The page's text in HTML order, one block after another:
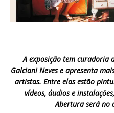
A exposição tem curadoria
Galciani Neves e apresenta
artistas. Entre elas estão
vídeos, áudios e
Abertura será no